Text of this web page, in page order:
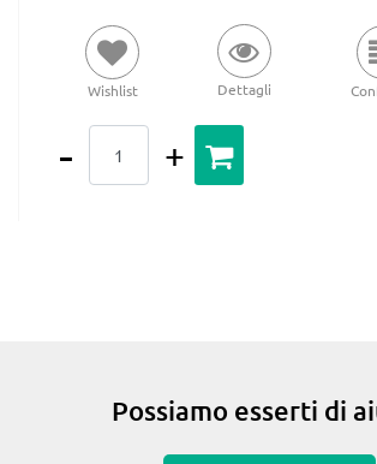
Wishlist Dettagli
Possiamo esserti di